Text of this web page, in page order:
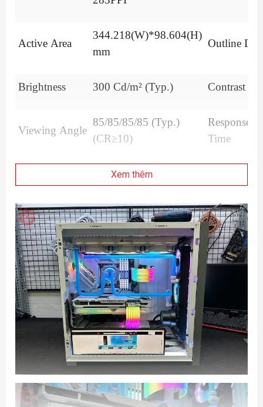
Active Area
344.218(W)*98.604(H)
mm
Outline
Brightness 300 Cd/m² (Typ.) Contrast
Viewing Angle
85/85/85/85 (Typ.)
(CR≥10)
Response
Time
16.7M 72% NTSC
Shape Style
Slim (PCBA Flat,
T≤3.2mm)
Designed
Frequency 60Hz
Environment Operating Temp.: 0 ~ 60 °C ;
Xem thêm